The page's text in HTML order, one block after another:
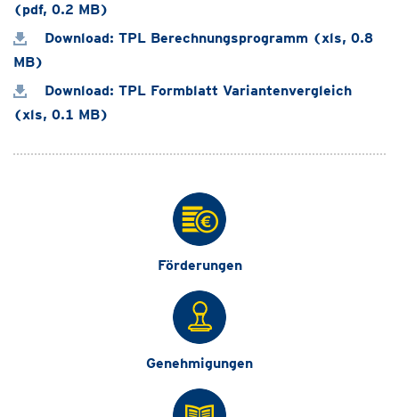
(pdf, 0.2 MB)
Download: TPL Berechnungsprogramm (xls, 0.8
MB)
Download: TPL Formblatt Variantenvergleich
(xls, 0.1 MB)
Förderungen
Genehmigungen